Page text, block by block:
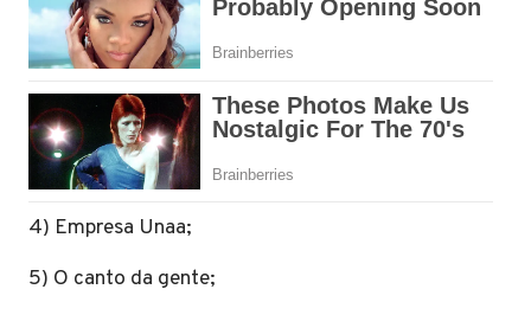
4) Empresa Unaa;
5) O canto da gente;